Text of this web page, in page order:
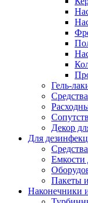
Гель-
Декор
Для
Емкости
Пакеты
Наконечники